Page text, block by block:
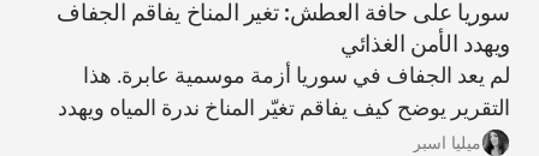
سوريا على حافة العطش: تغير المناخ يفاقم الجفاف
ويهدد الأمن الغذائي
لم يعد الجفاف في سوريا أزمة موسمية عابرة. هذا
التقرير يوضح كيف يفاقم تغيّر المناخ ندرة المياه ويهدد
الزراعة والأمن الغذائي، وما الحلول المطروحة لتفادي
ميليا اسبر